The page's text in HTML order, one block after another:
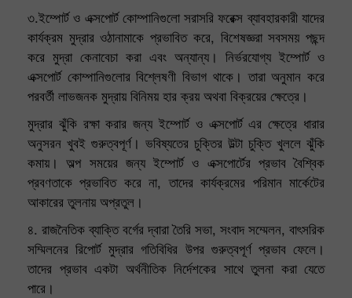
৩.ইম্পোর্ট ও এক্সপোর্ট কোম্পানিগুলো সরাসরি ফরেক্স ব্যাবহারকারী যাদের
কার্যক্রম মুদ্রার ওঠানামাকে প্রভাবিত করে, বিশেষজ্ঞরা সবসময় পছন্দ
করে মুদ্রা কেনাবেচা করা এবং অন্যান্য। নির্ভরযোগ্য ইম্পোর্ট ও
এক্সপোর্ট কোম্পানিগুলোর বিশ্লেষণী বিভাগ থাকে। তারা অনুমান করে
পরবর্তী লাভজনক মুদ্রায় বিনিময় হার ক্রয় অথবা বিক্রয়ের ক্ষেত্রে।
মুদ্রার ঝুঁকি রক্ষা করার জন্য ইম্পোর্ট ও এক্সপোর্ট এর ক্ষেত্রে ধারার
অনুসরন খুবই গুরুত্বপূর্ণ। ভবিষ্যতের চুক্তির উল্টা চুক্তি খুললে ঝুঁকি
কমায়। অল্প সময়ের জন্য ইম্পোর্ট ও এক্সপোর্টের প্রভাব বৈশ্বিক
প্রবণতাকে প্রভাবিত করে না, তাদের কার্যক্রমের পরিমান মার্কেটের
আকারের তুলনায় অপ্রতুল।
৪. রাজনৈতিক ব্যাক্তি বর্গের দ্বারা তৈরি সভা, সংবাদ সম্মেলন, বাৎসরিক
সম্মিলনের রিপোর্ট মুদ্রার গতিবিধির উপর গুরুত্বপূর্ণ প্রভাব ফেলে।
তাদের প্রভাব একটা অর্থনীতিক নির্দেশকের সাথে তুলনা করা যেতে
পারে।